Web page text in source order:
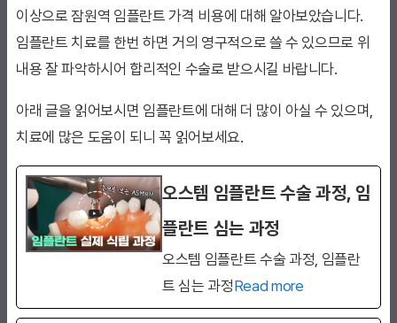
이상으로 잠원역 임플란트 가격 비용에 대해 알아보았습니다.
임플란트 치료를 한번 하면 거의 영구적으로 쓸 수 있으므로 위
내용 잘 파악하시어 합리적인 수술로 받으시길 바랍니다.
아래 글을 읽어보시면 임플란트에 대해 더 많이 아실 수 있으며,
치료에 많은 도움이 되니 꼭 읽어보세요.
오스템 임플란트 수술 과정, 임
플란트 심는 과정
오스템 임플란트 수술 과정, 임플란
트 심는 과정Read more